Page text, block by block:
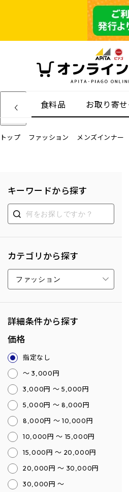
食料品 お取り寄
トップ ファッション メンズインナー
キーワードから探す
カテゴリから探す
詳細条件から探す
価格
指定なし
～ 3,000円
3,000円 ～ 5,000円
5,000円 ～ 8,000円
8,000円 ～ 10,000円
10,000円 ～ 15,000円
15,000円 ～ 20,000円
20,000円 ～ 30,000円
30,000円 ～